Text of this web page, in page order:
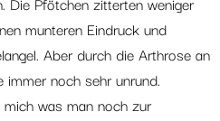
munteren Eindruck und
Aber durch die Arthrose an
immer noch sehr unrund.
was man noch zur